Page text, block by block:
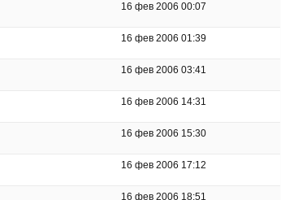
16 фев 2006 00:07
16 фев 2006 01:39
16 фев 2006 03:41
16 фев 2006 14:31
16 фев 2006 15:30
16 фев 2006 17:12
16 фев 2006 18:51